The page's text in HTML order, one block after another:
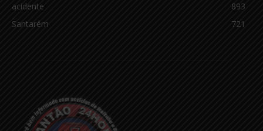
acidente
893
Santarém
721